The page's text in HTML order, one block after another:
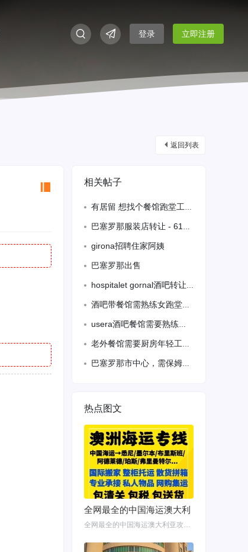
登录 立即注册
返回列表
相关帖子
有居留 想找个餐馆跑堂工作 酒吧不喜欢勿扰 不会可学 联系电话641820357
巴塞罗那服装店转让 - 610288855
girona招聘住家阿姨
巴塞罗那出售
hospitalet gornal酒吧转让，老虎机明年二月到期，六张terraza，
酒吧带餐馆需熟练女跑堂学跑堂在巴塞罗那郊区vc
usera酒吧餐馆需要熟练跑堂，备居留， 会语言，
老外餐馆需要厨房年轻工人。学也可以，无居留要求。636844238
巴塞罗那市中心，需保姆一名 带孩子 ，做饭，工资1800欧，无需拘留要求，有意者请电66
热点图文
全网最全的中国海运澳大利
全网最全的中国海运澳大利亚攻略！细说如何把家具转运悉尼墨尔本布里斯班 国内网购